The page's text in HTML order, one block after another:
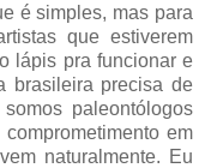
é simples, mas para
que estiverem
lápis pra funcionar e
brasileira precisa de
paleontólogos
em
naturalmente. Eu